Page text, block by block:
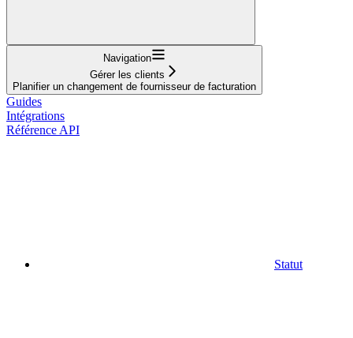
Navigation
Gérer les clients
Planifier un changement de fournisseur de facturation
Guides
Intégrations
Référence API
Statut